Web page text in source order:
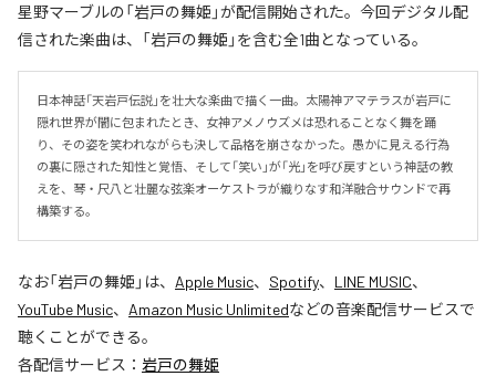
星野マーブルの「岩戸の舞姫」が配信開始された。今回デジタル配
信された楽曲は、「岩戸の舞姫」を含む全1曲となっている。
日本神話「天岩戸伝説」を壮大な楽曲で描く一曲。太陽神アマテラスが岩戸に
隠れ世界が闇に包まれたとき、女神アメノウズメは恐れることなく舞を踊
り、その姿を笑われながらも決して品格を崩さなかった。愚かに見える行為
の裏に隠された知性と覚悟、そして「笑い」が「光」を呼び戻すという神話の教
えを、琴・尺八と壮麗な弦楽オーケストラが織りなす和洋融合サウンドで再
構築する。
なお「岩戸の舞姫 」は、 Apple Music、 Spotify、 LINE MUSIC、
YouTube Music、 Amazon Music Unlimitedなどの音楽配信サービスで
聴くことができる。
各配信サービス： 岩戸の舞姫